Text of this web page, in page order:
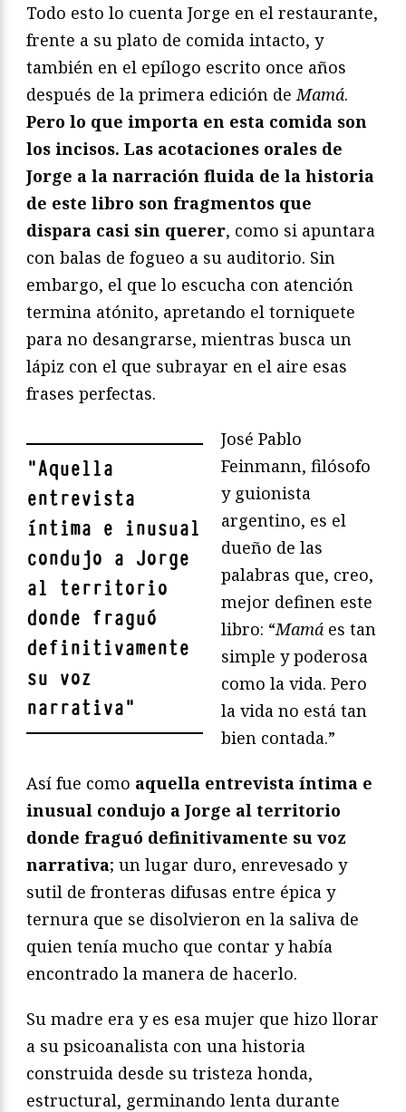
Todo esto lo cuenta Jorge en el restaurante,
frente a su plato de comida intacto, y
también en el epílogo escrito once años
después de la primera edición de Mamá.
Pero lo que importa en esta comida son
los incisos. Las acotaciones orales de
Jorge a la narración fluida de la historia
de este libro son fragmentos que
dispara casi sin querer, como si apuntara
con balas de fogueo a su auditorio. Sin
embargo, el que lo escucha con atención
termina atónito, apretando el torniquete
para no desangrarse, mientras busca un
lápiz con el que subrayar en el aire esas
frases perfectas.
"Aquella
entrevista
íntima e inusual
condujo a Jorge
al territorio
donde fraguó
definitivamente
su voz
narrativa"
José Pablo
Feinmann, filósofo
y guionista
argentino, es el
dueño de las
palabras que, creo,
mejor definen este
libro: “Mamá es tan
simple y poderosa
como la vida. Pero
la vida no está tan
bien contada.”
Así fue como aquella entrevista íntima e
inusual condujo a Jorge al territorio
donde fraguó definitivamente su voz
narrativa; un lugar duro, enrevesado y
sutil de fronteras difusas entre épica y
ternura que se disolvieron en la saliva de
quien tenía mucho que contar y había
encontrado la manera de hacerlo.
Su madre era y es esa mujer que hizo llorar
a su psicoanalista con una historia
construida desde su tristeza honda,
estructural, germinando lenta durante